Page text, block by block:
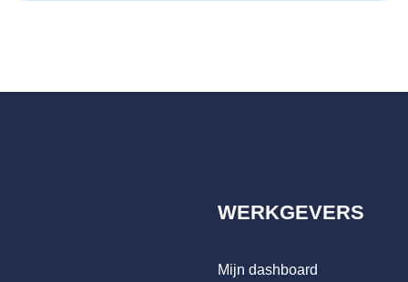
WERKGEVERS
Mijn dashboard